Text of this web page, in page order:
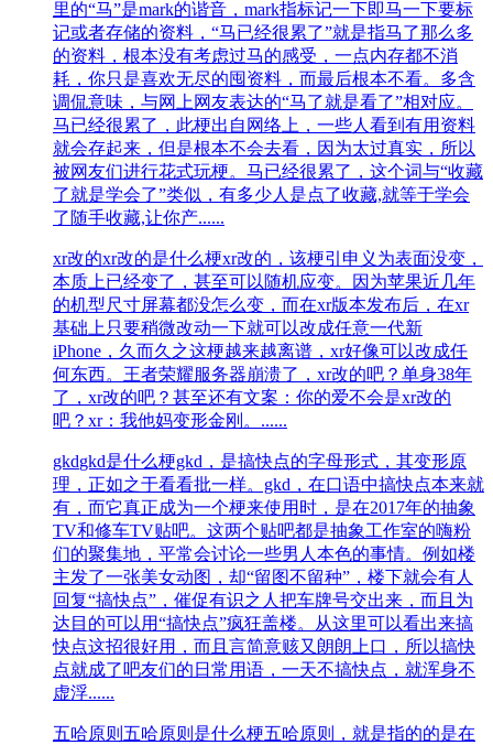
里的“马”是mark的谐音，mark指标记一下即马一下要标
记或者存储的资料，“马已经很累了”就是指马了那么多
的资料，根本没有考虑过马的感受，一点内存都不消
耗，你只是喜欢无尽的囤资料，而最后根本不看。多含
调侃意味，与网上网友表达的“马了就是看了”相对应。
马已经很累了，此梗出自网络上，一些人看到有用资料
就会存起来，但是根本不会去看，因为太过真实，所以
被网友们进行花式玩梗。马已经很累了，这个词与“收藏
了就是学会了”类似，有多少人是点了收藏,就等于学会
了随手收藏,让你产......
xr改的xr改的是什么梗xr改的，该梗引申义为表面没变，
本质上已经变了，甚至可以随机应变。因为苹果近几年
的机型尺寸屏幕都没怎么变，而在xr版本发布后，在xr
基础上只要稍微改动一下就可以改成任意一代新
iPhone，久而久之这梗越来越离谱，xr好像可以改成任
何东西。王者荣耀服务器崩溃了，xr改的吧？单身38年
了，xr改的吧？甚至还有文案：你的爱不会是xr改的
吧？xr：我他妈变形金刚。......
gkdgkd是什么梗gkd，是搞快点的字母形式，其变形原
理，正如之于看看批一样。gkd，在口语中搞快点本来就
有，而它真正成为一个梗来使用时，是在2017年的抽象
TV和修车TV贴吧。这两个贴吧都是抽象工作室的嗨粉
们的聚集地，平常会讨论一些男人本色的事情。例如楼
主发了一张美女动图，却“留图不留种”，楼下就会有人
回复“搞快点”，催促有识之人把车牌号交出来，而且为
达目的可以用“搞快点”疯狂盖楼。从这里可以看出来搞
快点这招很好用，而且言简意赅又朗朗上口，所以搞快
点就成了吧友们的日常用语，一天不搞快点，就浑身不
虚浮......
五哈原则 五哈原则是什么梗五哈原则，就是指的的是在